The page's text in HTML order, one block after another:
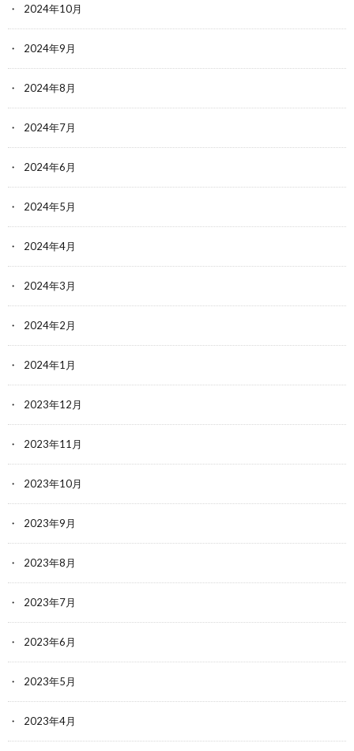
2024年10月
2024年9月
2024年8月
2024年7月
2024年6月
2024年5月
2024年4月
2024年3月
2024年2月
2024年1月
2023年12月
2023年11月
2023年10月
2023年9月
2023年8月
2023年7月
2023年6月
2023年5月
2023年4月